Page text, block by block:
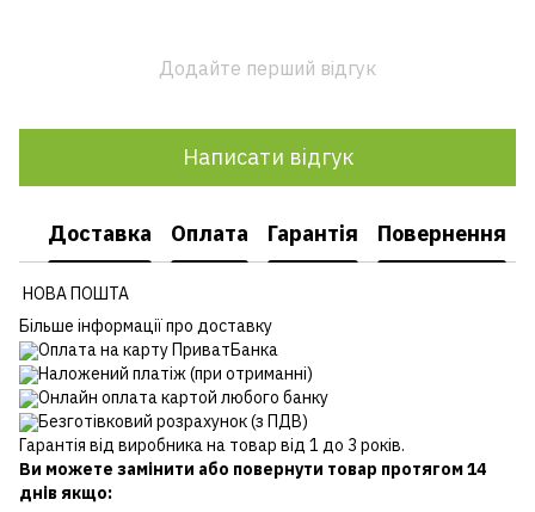
Додайте перший відгук
Написати відгук
Доставка Оплата Гарантія Повернення
НОВА ПОШТА
Більше інформації про доставку
Оплата на карту ПриватБанка
Наложений платіж (при отриманні)
Онлайн оплата картой любого банку
Безготівковий розрахунок (з ПДВ)
Гарантія від виробника на товар від 1 до 3 років.
Ви можете замінити або повернути товар протягом 14
днів якщо: